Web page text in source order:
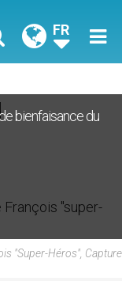
FR
bienfaisance du
"super-Héros", Capture